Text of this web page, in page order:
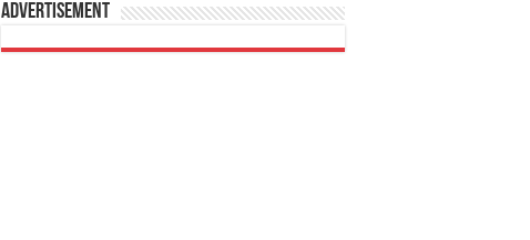
Advertisement